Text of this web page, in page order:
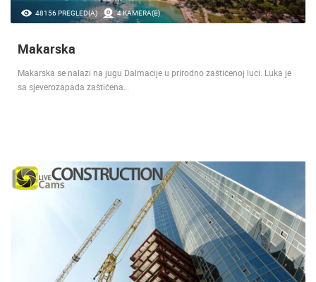
48156 PREGLED(A) 4 KAMERA(E)
Makarska
Makarska se nalazi na jugu Dalmacije u prirodno zaštićenoj luci. Luka je
sa sjeverozapada zaštićena…